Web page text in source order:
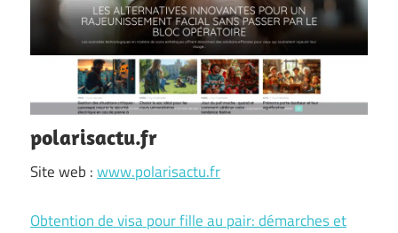
polarisactu.fr
Site web :www.polarisactu.fr
Obtention de visa pour fille au pair: démarches et